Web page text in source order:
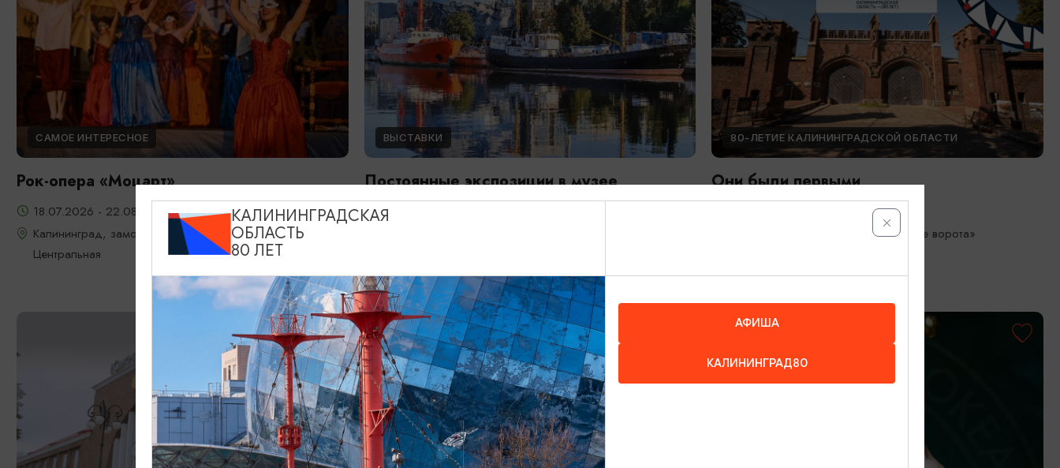
САМОЕ ИНТЕРЕСНОЕ
Рок-опера «Моцарт»
18.07.2026 - 22.08.2026, 18:00, 7.08 и 22.08 в 17:00
Калининград, замок Шаакен, пос. Некрасово, ул.
Центральная
ВЫСТАВКИ
Постоянные экспозиции в музее
Мирового океана
80-ЛЕТИЕ КАЛИНИНГРАДСКОЙ ОБЛАСТИ
Они были первыми
Калининград, Музей «Фридландские ворота»
КАЛИНИНГРАДСКАЯ
ОБЛАСТЬ
80 ЛЕТ
АФИША
КАЛИНИНГРАД80